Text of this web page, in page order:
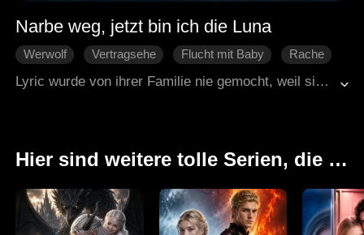
Narbe weg, jetzt bin ich die Luna
Werwolf Vertragsehe Flucht mit Baby
Rache
Lyric wurde von ihrer Familie nie gemocht, weil sie eine Narbe im Gesicht hatte. Ihr Ex hat sie nur ausgenutzt. Nach einer Nacht mit einem Typen kriegt sie Zwillinge, aber die werden ihr weggenommen und sie wird rausgeworfen. Dann lässt sie die Narbe entfernen und heiratet Jaris, auch so ein Alpha. Plötzlich merkt sie: Seine Zwillinge sind ihre eigenen Kinder. Und dann ist da noch diese fake Mutter, die Stress macht, und eine geheime Bande, die was von ihr will. Aber Jaris hält zu ihr.
Hier sind weitere tolle Serien, die Ihnen gefallen könnten